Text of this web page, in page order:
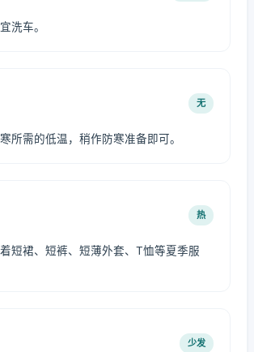
洗车。
无
所需的低温，稍作防寒准备即可。
热
短裙、短裤、短薄外套、T恤等夏季服
少发